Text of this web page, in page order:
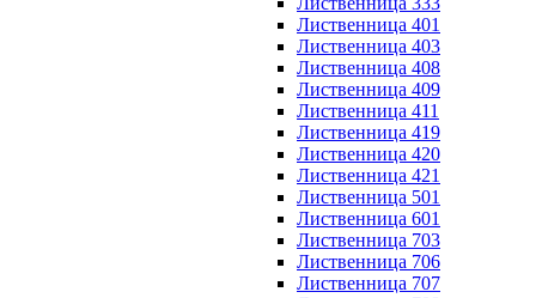
Лиственница 401
Лиственница 403
Лиственница 408
Лиственница 409
Лиственница 411
Лиственница 419
Лиственница 420
Лиственница 421
Лиственница 501
Лиственница 601
Лиственница 703
Лиственница 706
Лиственница 707